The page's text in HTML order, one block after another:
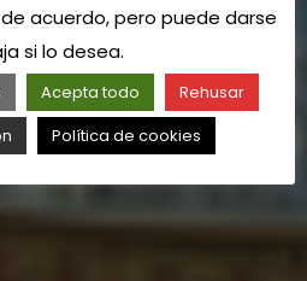
acuerdo, pero puede darse
si lo desea.
Acepta todo
Rehusar
Política de cookies